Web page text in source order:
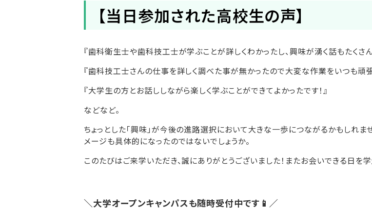
【当日参加された高校生の声】
『歯科衛生士や歯科技工士が学ぶことが詳しくわかったし、興味が湧く話もたくさん
『歯科技工士さんの仕事を詳しく調べた事が無かったので大変な作業をいつも頑
『大学生の方とお話ししながら楽しく学ぶことができてよかったです！』
などなど。
ちょっとした「興味」が今後の進路選択において大きな一歩につながるかもしれま
メージも具体的になったのではないでしょうか。
このたびはご来学いただき、誠にありがとうございました！またお会いできる日を
＼大学オープンキャンパスも随時受付中です📱／